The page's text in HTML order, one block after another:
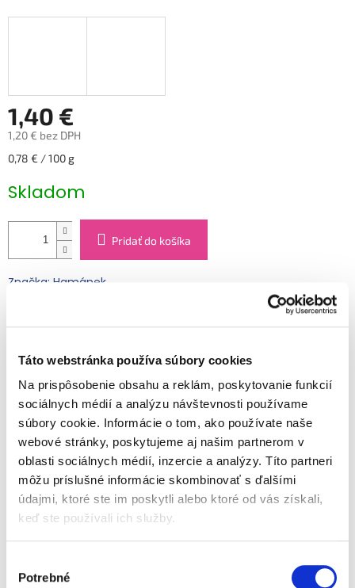
Táto webstránka používa súbory cookies
Na prispôsobenie obsahu a reklám, poskytovanie funkcií
sociálnych médií a analýzu návštevnosti používame
súbory cookie. Informácie o tom, ako používate naše
webové stránky, poskytujeme aj našim partnerom v
oblasti sociálnych médií, inzercie a analýzy. Títo partneri
môžu príslušné informácie skombinovať s ďalšími
údajmi, ktoré ste im poskytli alebo ktoré od vás získali,
keď ste používali ich služby.
súhlasu
Potrebné
1,40 €
1,20 € bez DPH
Jednotková
0,78 € / 100 g
Skladom
Pridať do košíka
Značka: Hamánek
Kód: FRU23600070000083
EAN:
8594001698042
Typ obalu:
Sklo
Vek dieťaťa: od ukončeného 4. mesiaca
Ovocná výživaod ukončeného 4. mesiaca, sterilizované, bez
pridaného cukru, obsahuje prirodzene sa vyskytujúce cukry,
bez lepku.
Zloženie:jablkové pyré (62 % hm.), voda, marhuľové pyré (21
% hm.), zahusťovadlo: kukuričný modifikovaný škrob,
antioxidant: kyselina askorbová, vitamín C.
je možné skladovať prechodne počas 3 mesiacov pri teplote
0–35 °C. Nespotrebované množstvo uchovajte v chladničke
Detailné informácie